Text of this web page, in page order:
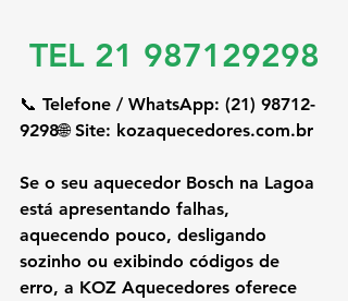
TEL 21 987129298
📞 Telefone / WhatsApp: (21) 98712-
9298🌐 Site: kozaquecedores.com.br
Se o seu aquecedor Bosch na Lagoa
está apresentando falhas,
aquecendo pouco, desligando
sozinho ou exibindo códigos de
erro, a KOZ Aquecedores oferece